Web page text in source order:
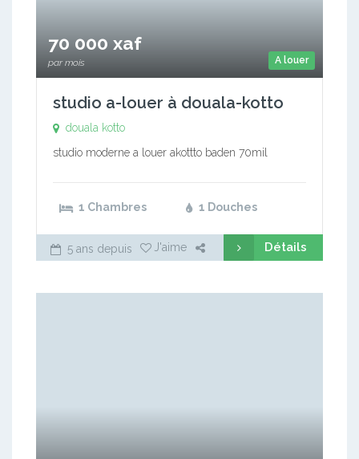
A louer
70 000 xaf
par mois
studio a-louer à douala-kotto
douala kotto
studio moderne a louer akottto baden 70mil
1 Chambres 1 Douches
5 ans depuis J'aime Détails